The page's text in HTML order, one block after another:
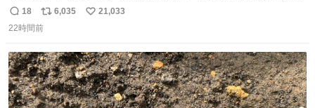
しまったので思わず買い込んでしまった。スコーンなんて
パッサパサなほどええですからね。
返
信
18
リ
ポ
ト
数
6,035
い
数
21,033
22時間前